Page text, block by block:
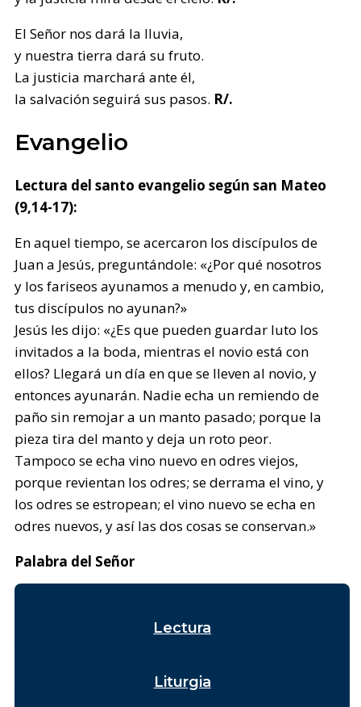
El Señor nos dará la lluvia,
y nuestra tierra dará su fruto.
La justicia marchará ante él,
la salvación seguirá sus pasos. R/.
Evangelio
Lectura del santo evangelio según san Mateo
(9,14-17):
En aquel tiempo, se acercaron los discípulos de
Juan a Jesús, preguntándole: «¿Por qué nosotros
y los fariseos ayunamos a menudo y, en cambio,
tus discípulos no ayunan?»
Jesús les dijo: «¿Es que pueden guardar luto los
invitados a la boda, mientras el novio está con
ellos? Llegará un día en que se lleven al novio, y
entonces ayunarán. Nadie echa un remiendo de
paño sin remojar a un manto pasado; porque la
pieza tira del manto y deja un roto peor.
Tampoco se echa vino nuevo en odres viejos,
porque revientan los odres; se derrama el vino, y
los odres se estropean; el vino nuevo se echa en
odres nuevos, y así las dos cosas se conservan.»
Palabra del Señor
Lectura
Liturgia